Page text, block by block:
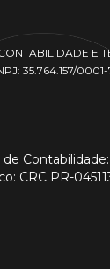
E
35.764.157/
CRC PR-